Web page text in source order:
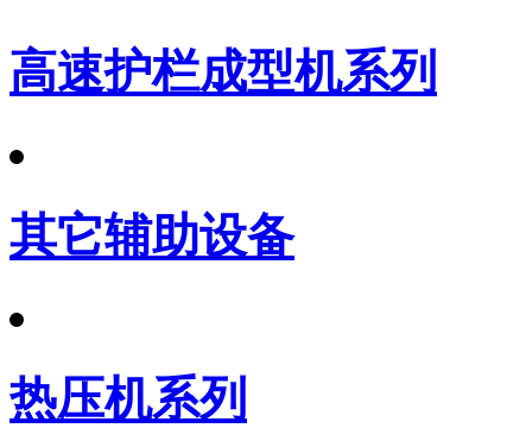
高速护栏成型机系列
其它辅助设备
热压机系列